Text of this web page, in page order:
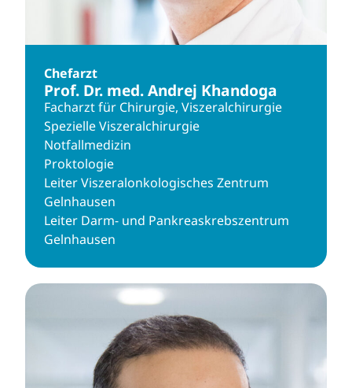
Chefarzt
Prof. Dr. med. Andrej Khandoga
Facharzt für Chirurgie, Viszeralchirurgie
Spezielle Viszeralchirurgie
Notfallmedizin
Proktologie
Leiter Viszeralonkologisches Zentrum
Gelnhausen
Leiter Darm- und Pankreaskrebszentrum
Gelnhausen